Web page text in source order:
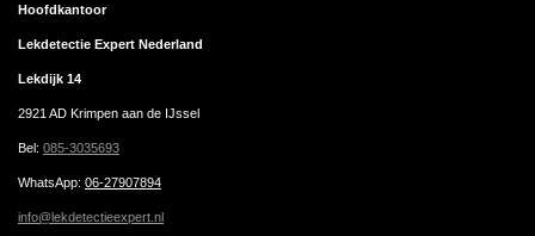
Hoofdkantoor
Lekdetectie Expert Nederland
Lekdijk 14
2921 AD Krimpen aan de IJssel
Bel: 085-3035693
WhatsApp: 06-27907894
info@lekdetectieexpert.nl